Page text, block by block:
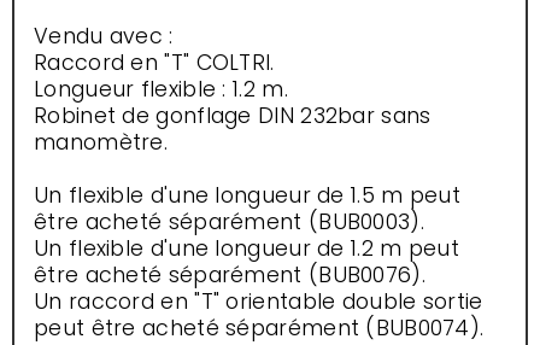
Vendu avec :
Raccord en "T" COLTRI.
Longueur flexible : 1.2 m.
Robinet de gonflage DIN 232bar sans
manomètre.
Un flexible d'une longueur de 1.5 m peut
être acheté séparément (BUB0003).
Un flexible d'une longueur de 1.2 m peut
être acheté séparément (BUB0076).
Un raccord en "T" orientable double sortie
peut être acheté séparément (BUB0074).